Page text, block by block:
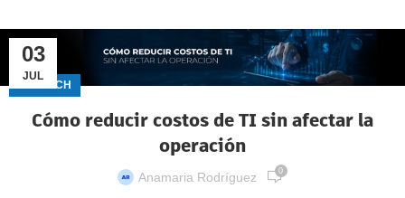
03
JUL
GECTECH
Cómo reducir costos de TI sin afectar la
operación
Anamaria Rodríguez 0